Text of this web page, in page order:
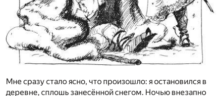
Мне сразу стало ясно, что произошло: я остановился в
деревне, сплошь занесённой снегом. Ночью внезапно